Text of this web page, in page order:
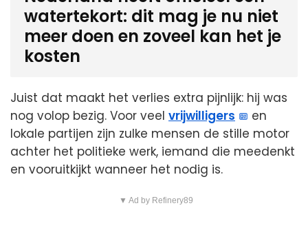
watertekort: dit mag je nu niet
meer doen en zoveel kan het je
kosten
Juist dat maakt het verlies extra pijnlijk: hij was
nog volop bezig. Voor veel vrijwilligers
en
lokale partijen zijn zulke mensen de stille motor
achter het politieke werk, iemand die meedenkt
en vooruitkijkt wanneer het nodig is.
▼ Ad by Refinery89